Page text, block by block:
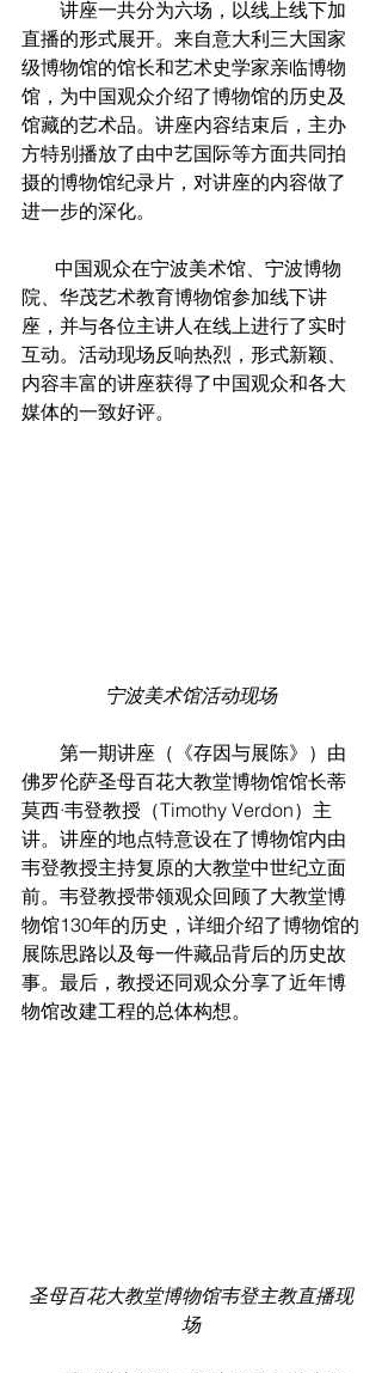
直播的形式展开。来自意大利三大国家
级博物馆的馆长和艺术史学家亲临博物
馆，为中国观众介绍了博物馆的历史及
馆藏的艺术品。讲座内容结束后，主办
方特别播放了由中艺国际等方面共同拍
摄的博物馆纪录片，对讲座的内容做了
进一步的深化。
院、华茂艺术教育博物馆参加线下讲
座，并与各位主讲人在线上进行了实时
互动。活动现场反响热烈，形式新颖、
内容丰富的讲座获得了中国观众和各大
媒体的一致好评。
宁波美术馆活动现场
佛罗伦萨圣母百花大教堂博物馆馆长蒂
莫⻄·韦登教授（Timothy Verdon）主
讲。讲座的地点特意设在了博物馆内由
韦登教授主持复原的大教堂中世纪立面
前。韦登教授带领观众回顾了大教堂博
物馆130年的历史，详细介绍了博物馆的
展陈思路以及每一件藏品背后的历史故
事。最后，教授还同观众分享了近年博
物馆改建工程的总体构想。
圣母百花大教堂博物馆韦登主教直播现
场